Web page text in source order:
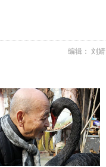
编辑： 刘婧